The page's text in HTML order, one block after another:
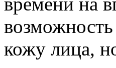
возможность
кожу лица,